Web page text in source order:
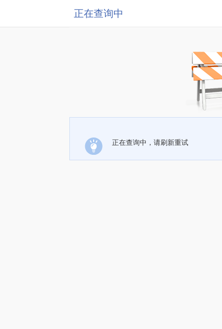
正在查询中
正在查询中，请刷新重试